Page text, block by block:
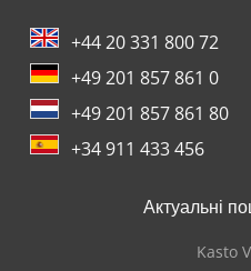
+44 20 331 800 72
+49 201 857 861 0
+49 201 857 861 80
+34 911 433 456
Актуальні
Kasto